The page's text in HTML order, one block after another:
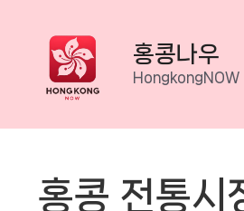
content
홍콩나우
HongkongNOW
홍콩 전통시